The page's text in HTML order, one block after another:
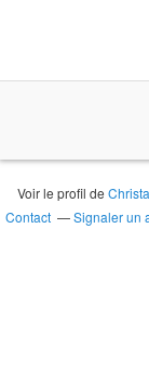
Voir le profil de
Contact
Signaler un